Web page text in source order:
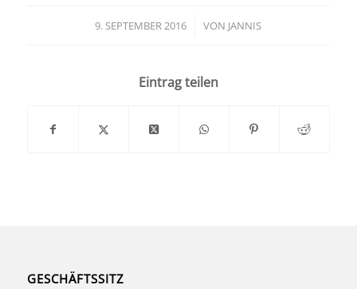
9. SEPTEMBER 2016
/ VON JANNIS
Eintrag teilen
GESCHÄFTSSITZ